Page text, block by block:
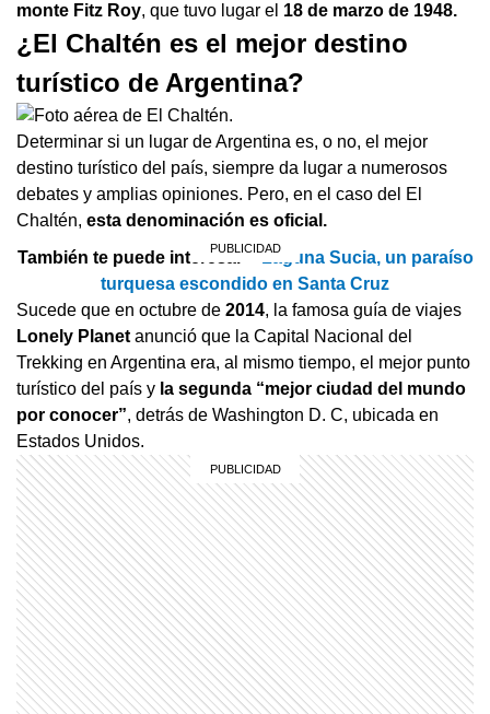
monte Fitz Roy, que tuvo lugar el 18 de marzo de 1948.
¿El Chaltén es el mejor destino
turístico de Argentina?
Determinar si un lugar de Argentina es, o no, el mejor
destino turístico del país, siempre da lugar a numerosos
debates y amplias opiniones. Pero, en el caso del El
Chaltén, esta denominación es oficial.
También te puede interesar >Laguna Sucia, un paraíso
turquesa escondido en Santa Cruz
Sucede que en octubre de 2014, la famosa guía de viajes
Lonely Planetanunció que la Capital Nacional del
Trekking en Argentina era, al mismo tiempo, el mejor punto
turístico del país y la segunda “mejor ciudad del mundo
por conocer”, detrás de Washington D. C, ubicada en
Estados Unidos.